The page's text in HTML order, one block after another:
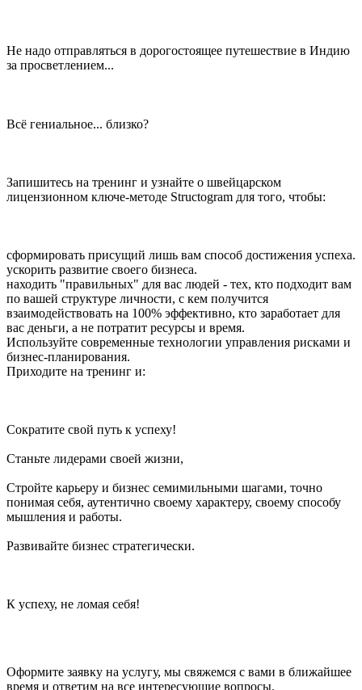
Не надо отправляться в дорогостоящее путешествие в Индию
за просветлением...
Всё гениальное... близко? ⠀
Запишитесь на тренинг и узнайте о швейцарском
лицензионном ключе-методе Structogram для того, чтобы:
сформировать присущий лишь вам способ достижения успеха.
ускорить развитие своего бизнеса.
находить "правильных" для вас людей - тех, кто подходит вам
по вашей структуре личности, с кем получится
взаимодействовать на 100% эффективно, кто заработает для
вас деньги, а не потратит ресурсы и время.
Используйте современные технологии управления рисками и
бизнес-планирования.
Приходите на тренинг и:
Сократите свой путь к успеху!
Станьте лидерами своей жизни,
Стройте карьеру и бизнес семимильными шагами, точно
понимая себя, аутентично своему характеру, своему способу
мышления и работы.
Развивайте бизнес стратегически.
К успеху, не ломая себя!
Оформите заявку на услугу, мы свяжемся с вами в ближайшее
время и ответим на все интересующие вопросы.